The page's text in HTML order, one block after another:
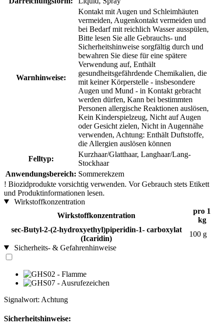
Warnhinweise:
Kontakt mit Augen und Schleimhäuten
vermeiden, Augenkontakt vermeiden und
bei Bedarf mit reichlich Wasser ausspülen,
Bitte lesen Sie alle Gebrauchs- und
Sicherheitshinweise sorgfältig durch und
bewahren Sie diese für eine spätere
Verwendung auf, Enthält
gesundheitsgefährdende Chemikalien, die
mit keiner Körperstelle - insbesondere
Augen und Mund - in Kontakt gebracht
werden dürfen, Kann bei bestimmten
Personen allergische Reaktionen auslösen,
Kein Kinderspielzeug, Nicht auf Augen
oder Gesicht zielen, Nicht in Augennähe
verwenden, Achtung: Enthält Duftstoffe,
die Allergien auslösen können
Felltyp:
Kurzhaar/Glatthaar, Langhaar/Lang-
Stockhaar
Anwendungsbereich: Sommerekzem
! Biozidprodukte vorsichtig verwenden. Vor Gebrauch stets Etikett
und Produktinformationen lesen.
Wirkstoffkonzentration
Wirkstoffkonzentration
pro 1
kg
sec-Butyl-2-(2-hydroxyethyl)piperidin-1- carboxylat
(Icaridin)
100 g
Sicherheits- & Gefahrenhinweise
Signalwort: Achtung
Sicherheitshinweise: